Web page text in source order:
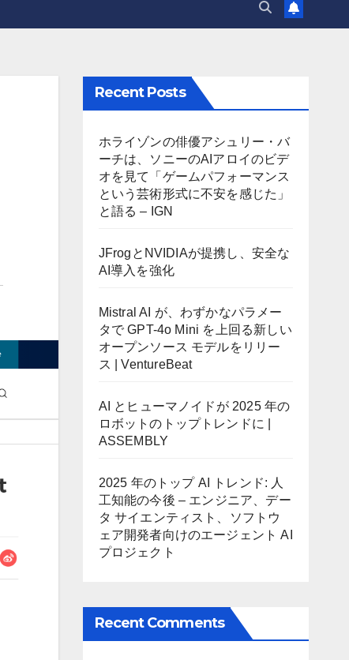
Recent Posts
ホライゾンの俳優アシュリー・バ
ーチは、ソニーのAIアロイのビデ
オを見て「ゲームパフォーマンス
という芸術形式に不安を感じた」
と語る – IGN
JFrogとNVIDIAが提携し、安全な
AI導入を強化
Mistral AI が、わずかなパラメー
タで GPT-4o Mini を上回る新しい
オープンソース モデルをリリー
ス | VentureBeat
AI とヒューマノイドが 2025 年の
ロボットのトップトレンドに |
ASSEMBLY
2025 年のトップ AI トレンド: 人
工知能の今後 – エンジニア、デー
タ サイエンティスト、ソフトウ
ェア開発者向けのエージェント AI
プロジェクト
Recent Comments